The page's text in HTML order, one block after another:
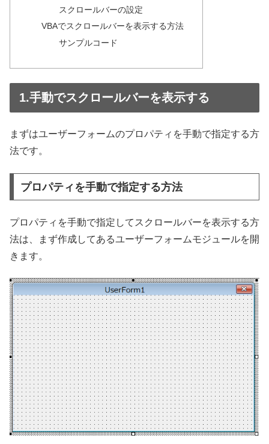
スクロールバーの設定
VBAでスクロールバーを表示する方法
サンプルコード
1.手動でスクロールバーを表示する
まずはユーザーフォームのプロパティを手動で指定する方
法です。
プロパティを手動で指定する方法
プロパティを手動で指定してスクロールバーを表示する方
法は、まず作成してあるユーザーフォームモジュールを開
きます。